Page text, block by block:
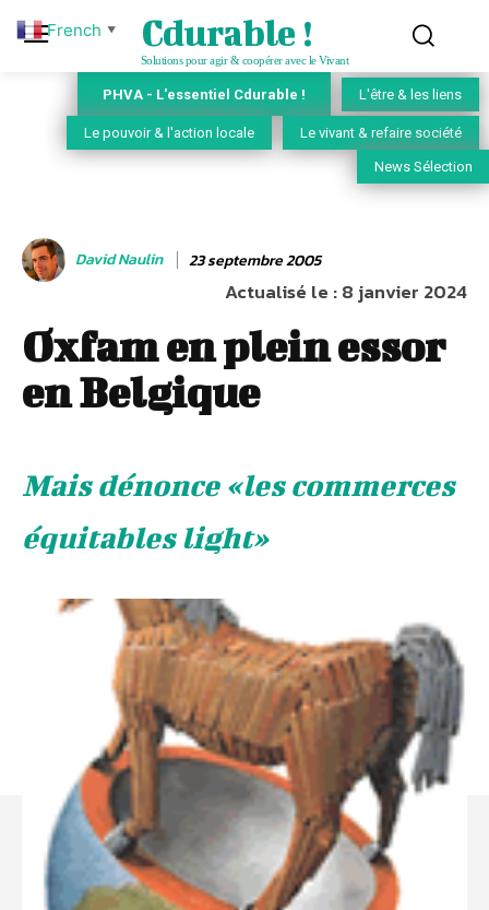
Cdurable !
Solutions pour agir & coopérer avec le Vivant
PHVA - L'essentiel Cdurable ! L'être & les liens
Le pouvoir & l'action locale Le vivant & refaire société
News Sélection
David Naulin 23 septembre 2005
Actualisé le :8 janvier 2024
Oxfam en plein essor
en Belgique
Mais dénonce «les commerces
équitables light»
French ▼